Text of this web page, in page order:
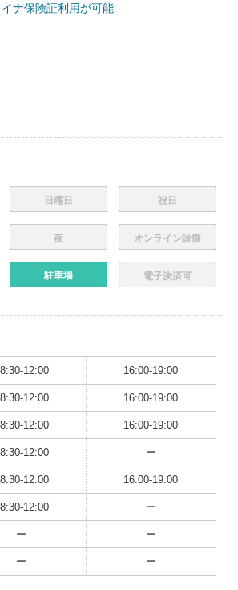
ナ保険証利用が可能
日曜日 祝日
夜 オンライン診療
駐車場 電子決済可
12:00 16:00-19:00
12:00 16:00-19:00
12:00 16:00-19:00
12:00 ー
12:00 16:00-19:00
12:00 ー
ー ー
ー ー